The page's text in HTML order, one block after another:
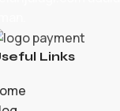
Links